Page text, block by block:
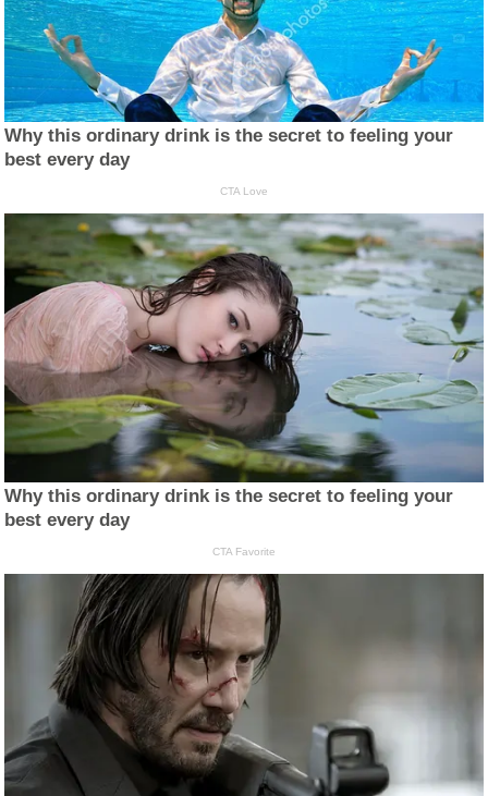
Why this ordinary drink is the secret to feeling your
best every day
CTA Love
Why this ordinary drink is the secret to feeling your
best every day
CTA Favorite